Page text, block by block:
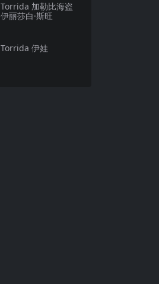
Torrida 加勒比海盗
伊丽莎白·斯旺
Torrida 伊娃